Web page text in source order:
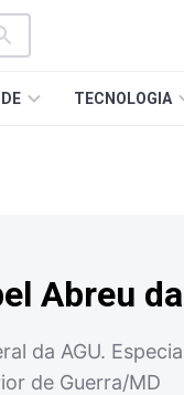
TECNOLOGIA
Abreu
da AGU.
de Guerra/MD